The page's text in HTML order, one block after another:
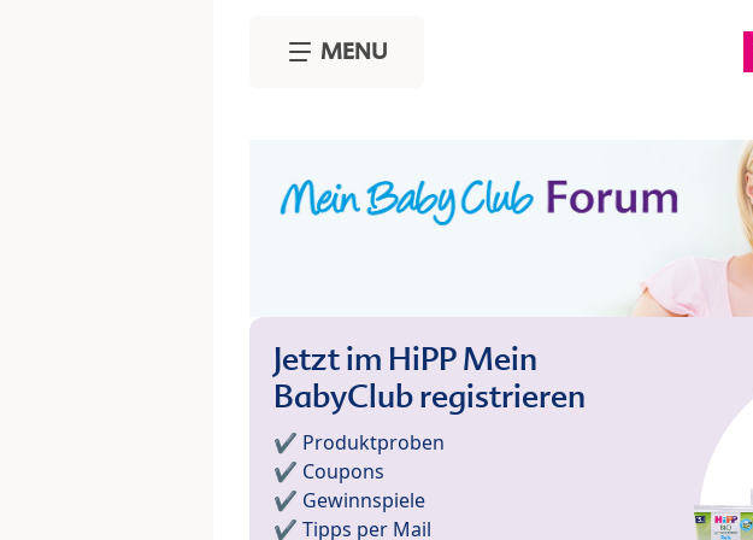
MENU
Jetzt im HiPP Mein
BabyClub registrieren
✔️ Produktproben
✔️ Coupons
✔️ Gewinnspiele
✔️ Tipps per Mail